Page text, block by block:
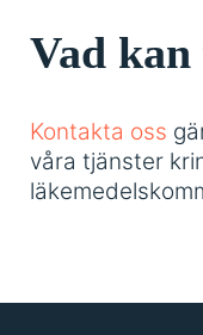
Vad
Kontakta oss
våra tjänster